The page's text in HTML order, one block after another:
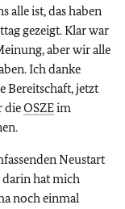
alle ist, das haben
gezeigt. Klar war
aber wir alle
Ich danke
Bereitschaft, jetzt
dieOSZEim
Neustart
hat mich
noch einmal